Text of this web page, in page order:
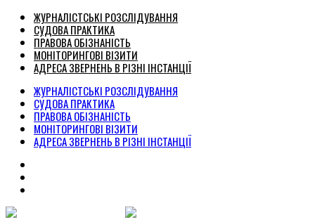
ЖУРНАЛІСТСЬКІ РОЗСЛІДУВАННЯ
СУДОВА ПРАКТИКА
ПРАВОВА ОБІЗНАНІСТЬ
МОНІТОРИНГОВІ ВІЗИТИ
АДРЕСА ЗВЕРНЕНЬ В РІЗНІ ІНСТАНЦІЇ
ЖУРНАЛІСТСЬКІ РОЗСЛІДУВАННЯ
СУДОВА ПРАКТИКА
ПРАВОВА ОБІЗНАНІСТЬ
МОНІТОРИНГОВІ ВІЗИТИ
АДРЕСА ЗВЕРНЕНЬ В РІЗНІ ІНСТАНЦІЇ